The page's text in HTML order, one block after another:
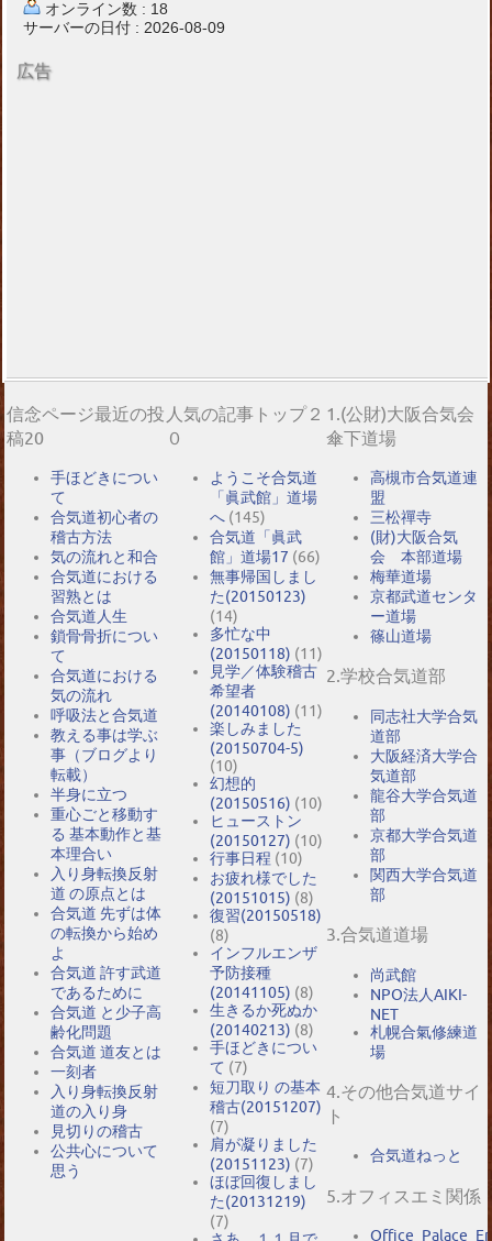
オンライン数 : 18
サーバーの日付 : 2026-08-09
広告
信念ページ最近の投
稿20
手ほどきについ
て
合気道初心者の
稽古方法
気の流れと和合
合気道における
習熟とは
合気道人生
鎖骨骨折につい
て
合気道における
気の流れ
呼吸法と合気道
教える事は学ぶ
事（ブログより
転載）
半身に立つ
重心ごと移動す
る 基本動作と基
本理合い
入り身転換反射
道 の原点とは
合気道 先ずは体
の転換から始め
よ
合気道 許す武道
であるために
合気道 と少子高
齢化問題
合気道 道友とは
一刻者
入り身転換反射
道の入り身
見切りの稽古
公共心について
思う
人気の記事トップ２
０
ようこそ合気道
「眞武館」道場
へ (145)
合気道「眞武
館」道場17 (66)
無事帰国しまし
た(20150123)
(14)
多忙な中
(20150118) (11)
見学／体験稽古
希望者
(20140108) (11)
楽しみました
(20150704-5)
(10)
幻想的
(20150516) (10)
ヒューストン
(20150127) (10)
行事日程 (10)
お疲れ様でした
(20151015) (8)
復習(20150518)
(8)
インフルエンザ
予防接種
(20141105) (8)
生きるか死ぬか
(20140213) (8)
手ほどきについ
て (7)
短刀取り の基本
稽古(20151207)
(7)
肩が凝りました
(20151123) (7)
ほぼ回復しまし
た(20131219)
(7)
1.(公財)大阪合気会
傘下道場
高槻市合気道連
盟
三松禪寺
(財)大阪合気
会 本部道場
梅華道場
京都武道センタ
ー道場
篠山道場
2.学校合気道部
同志社大学合気
道部
大阪経済大学合
気道部
龍谷大学合気道
部
京都大学合気道
部
関西大学合気道
部
3.合気道道場
尚武館
NPO法人AIKI-
NET
札幌合氣修練道
場
4.その他合気道サイ
ト
合気道ねっと
5.オフィスエミ関係